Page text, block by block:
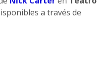
a través de